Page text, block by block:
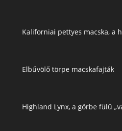
Kaliforniai pettyes macska, a
Elbűvölő törpe macskafajták
Highland Lynx, a görbe fülű